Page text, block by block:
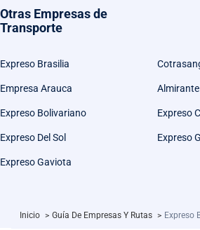
Otras Empresas de
Transporte
Expreso Brasilia
Empresa Arauca
Expreso Bolivariano Expreso
Expreso Del Sol Expreso
Expreso Gaviota
Inicio > Guía De Empresas Y Rutas > Expreso